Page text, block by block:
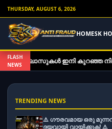
THURSDAY, AUGUST 6, 2026
HOMESK
FLASH
NEWS
ഗ്ലാസുകൾ ഇനി കുറഞ്ഞ
TRENDING NEWS
⚠️ ഗൗരവമായ ഒരു
ദയവായി വായിക്കുക! ⚠️